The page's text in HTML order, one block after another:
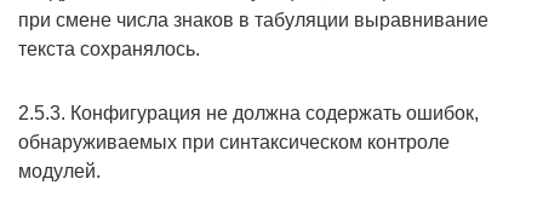
при смене числа знаков в табуляции выравнивание
текста сохранялось.
2.5.3. Конфигурация не должна содержать ошибок,
обнаруживаемых при синтаксическом контроле
модулей.